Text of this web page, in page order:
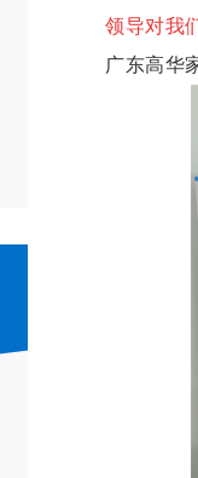
领导对我
广东高华